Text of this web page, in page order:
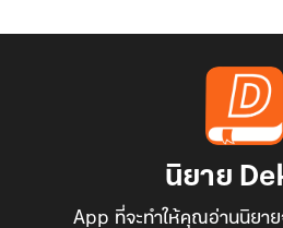
นิยาย
App ที่จะทำให้คุณอ่านนิยา